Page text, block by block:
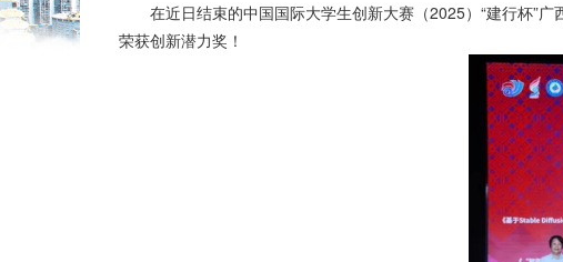
在近日结束的中国国际大学生创新大赛（2025）“建行杯”
荣获创新潜力奖！